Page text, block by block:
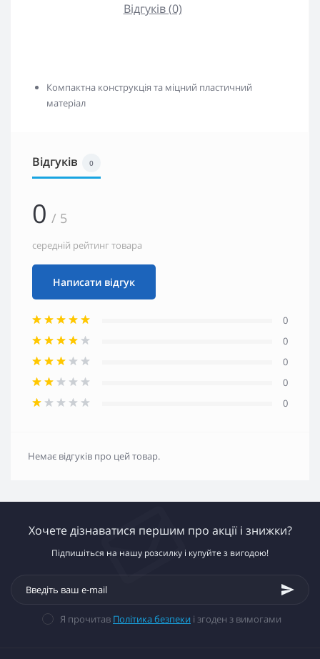
Відгуків (0)
Компактна конструкція та міцний пластичний
матеріал
Відгуків 0
0 / 5
середній рейтинг товара
Написати відгук
0
0
0
0
0
Немає відгуків про цей товар.
Хочете дізнаватися першим про акції і знижки?
Підпишіться на нашу розсилку і купуйте з вигодою!
Я прочитав Політика безпеки і згоден з вимогами